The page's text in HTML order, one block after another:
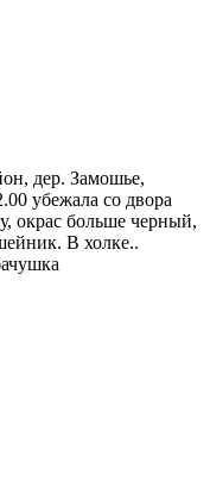
дер. Замошье,
убежала со двора
окрас больше черный,
В холке..